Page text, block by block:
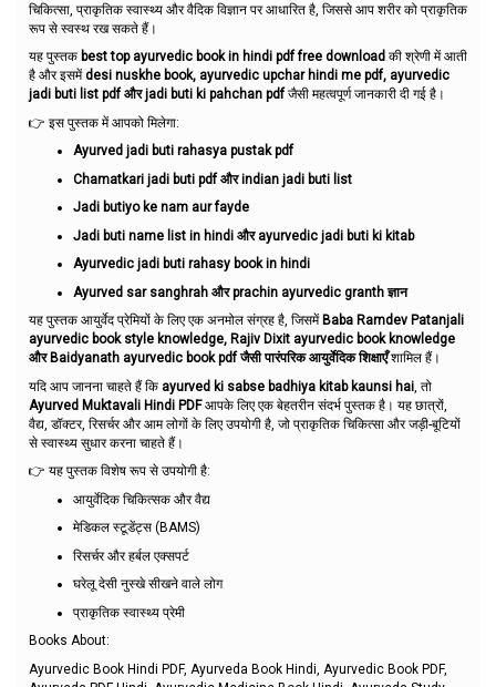
चिकित्सा, प्राकृतिक स्वास्थ्य और वैदिक विज्ञान पर आधारित है, जिससे आप शरीर को प्राकृतिक
रूप से स्वस्थ रख सकते हैं।
यह पुस्तक best top ayurvedic book in hindi pdf free download की श्रेणी में आती
है और इसमेंdesi nuskhe book, ayurvedic upchar hindi me pdf, ayurvedic
jadi buti list pdf और jadi buti ki pahchan pdf जैसी महत्वपूर्ण जानकारी दी गई है।
👉 इस पुस्तक में आपको मिलेगा:
Ayurved jadi buti rahasya pustak pdf
Chamatkari jadi buti pdf और indian jadi buti list
Jadi butiyo ke nam aur fayde
Jadi buti name list in hindi और ayurvedic jadi buti ki kitab
Ayurvedic jadi buti rahasy book in hindi
Ayurved sar sanghrah और prachin ayurvedic granth ज्ञान
यह पुस्तक आयुर्वेद प्रेमियों के लिए एक अनमोल संग्रह है, जिसमें Baba Ramdev Patanjali
ayurvedic book style knowledge, Rajiv Dixit ayurvedic book knowledge
और Baidyanath ayurvedic book pdf जैसी पारंपरिक आयुर्वेदिक शिक्षाएँशामिल हैं।
यदि आप जानना चाहते हैं कि ayurved ki sabse badhiya kitab kaunsi hai , तो
Ayurved Muktavali Hindi PDFआपके लिए एक बेहतरीन संदर्भ पुस्तक है। यह छात्रों,
वैद्य, डॉक्टर, रिसर्चर और आम लोगों के लिए उपयोगी है, जो प्राकृतिक चिकित्सा और जड़ी-बूटियों
से स्वास्थ्य सुधार करना चाहते हैं।
👉 यह पुस्तक विशेष रूप से उपयोगी है:
आयुर्वेदिक चिकित्सक और वैद्य
मेडिकल स्टूडेंट्स (BAMS)
रिसर्चर और हर्बल एक्सपर्ट
घरेलू देसी नुस्खे सीखने वाले लोग
प्राकृतिक स्वास्थ्य प्रेमी
Books About:
Ayurvedic Book Hindi PDF, Ayurveda Book Hindi, Ayurvedic Book PDF,